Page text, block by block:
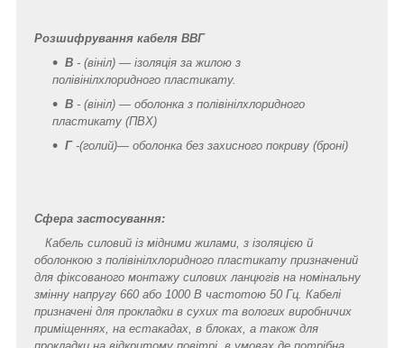
Розшифрування кабеля ВВГ
В - (вініл) — ізоляція за жилою з
полівінілхлоридного пластикату.
В - (вініл) — оболонка з полівінілхлоридного
пластикату (ПВХ)
Г -(голий)— оболонка без захисного покриву (броні)
Сфера застосування:
Кабель силовий із мідними жилами, з ізоляцією й
оболонкою з полівінілхлоридного пластикату призначений
для фіксованого монтажу силових ланцюгів на номінальну
змінну напругу 660 або 1000 В частотою 50 Гц. Кабелі
призначені для прокладки в сухих та вологих виробничих
приміщеннях, на естакадах, в блоках, а також для